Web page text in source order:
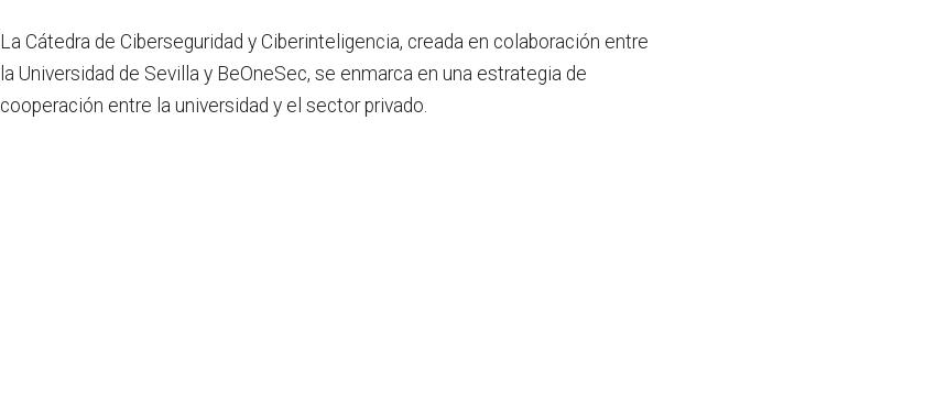
La Cátedra de Ciberseguridad y Ciberinteligencia, creada en colaboración entre
la Universidad de Sevilla y BeOneSec, se enmarca en una estrategia de
cooperación entre la universidad y el sector privado.